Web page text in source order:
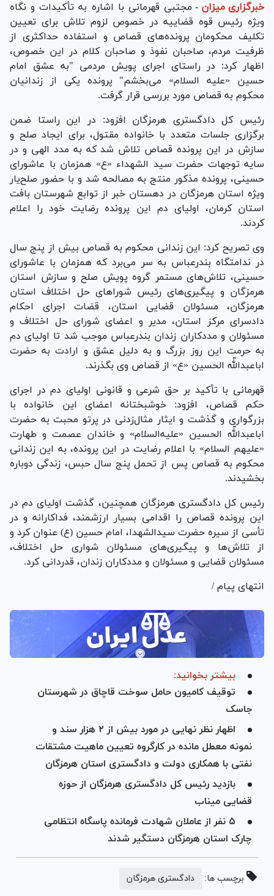
خبرگزاری میزان - مجتبی قهرمانی با اشاره به تأکیدات و نگاه
ویژه رئیس قوه قضاییه در خصوص لزوم تلاش برای تعیین
تکلیف محکومان پرونده‌های قصاص و استفاده حداکثری از
ظرفیت مردم، صاحبان نفوذ و صاحبان کلام در این خصوص،
اظهار کرد: در راستای اجرای پویش مردمی "به عشق امام
حسین «علیه السلام» می‌بخشم" پرونده یکی از زندانیان
محکوم به قصاص مورد بررسی قرار گرفت.
رئیس کل دادگستری هرمزگان افزود: در این راستا ضمن
برگزاری جلسات متعدد با خانواده مقتول، برای ایجاد صلح و
سازش در این پرونده قصاص تلاش شد که به مدد الهی و در
سایه توجهات حضرت سید الشهداء «ع» همزمان با عاشورای
حسینی، پرونده مذکور منتج به مصالحه شد و با حضور صلح‌یار
ویژه استان هرمزگان در دهستان خبر از توابع شهرستان بافت
استان کرمان، اولیای دم این پرونده رضایت خود را اعلام
کردند.
وی تصریح کرد: این زندانی محکوم به قصاص بیش از پنج سال
در ندامتگاه بندرعباس به سر می‌برد که همزمان با عاشورای
حسینی، تلاش‌های مستمر گروه پویش صلح و سازش استان
هرمزگان و پیگیری‌های رئیس شورا‌های حل اختلاف استان
هرمزگان، مسئولان قضایی استان، قضات اجرای احکام
دادسرای مرکز استان، مدیر و اعضای شورای حل اختلاف و
مسئولان و مددکاران زندان بندرعباس موجب شد تا اولیای دم
به حرمت این روز بزرگ و به دلیل عشق و ارادت به حضرت
اباعبداللّه الحسین «ع» از قصاص وی بگذرند.
قهرمانی با تأکید بر حق شرعی و قانونی اولیای دم در اجرای
حکم قصاص، افزود: خوشبختانه اعضای این خانواده با
بزرگواری و گذشت و ایثار مثال‌زدنی در پرتو محبت به حضرت
اباعبداللّه الحسین «علیه‌السلام» و خاندان عصمت و طهارت
«علیهم السلام» با اعلام رضایت در این پرونده، به این زندانی
محکوم به قصاص پس از تحمل پنج سال حبس، زندگی دوباره
بخشیدند.
رئیس کل دادگستری هرمزگان همچنین، گذشت اولیای دم در
این پرونده قصاص را اقدامی بسیار ارزشمند، فداکارانه و در
تأسی از سیره حضرت سیدالشهدا، امام حسین (ع) عنوان کرد و
از تلاش‌ها و پیگیری‌های مسئولان شواری حل اختلاف،
مسئولان قضایی و مسئولان و مددکاران زندان، قدردانی کرد.
انتهای پیام /
بیشتر بخوانید:
توقیف کامیون حامل سوخت قاچاق در شهرستان
جاسک
اظهار نظر نهایی در مورد بیش از ۲ هزار سند و
نمونه معطل مانده در کارگروه تعیین ماهیت مشتقات
نفتی با همکاری دولت و دادگستری استان هرمزگان
بازدید رئیس کل دادگستری هرمزگان از حوزه
قضایی میناب
۵ نفر از عاملان شهادت فرمانده پاسگاه انتظامی
چارک استان هرمزگان دستگیر شدند
برچسب ها: دادگستری هرمزگان